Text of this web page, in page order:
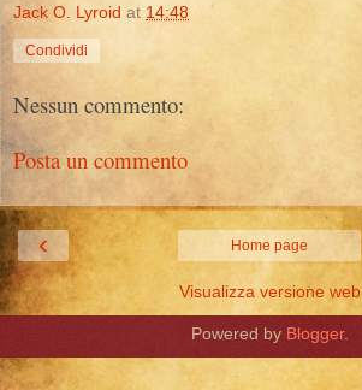
Jack O. Lyroid at 14:48
Condividi
Nessun commento:
Posta un commento
‹ Home page
Visualizza versione web
Powered by Blogger.